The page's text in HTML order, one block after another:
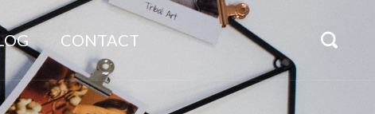
CONTACT